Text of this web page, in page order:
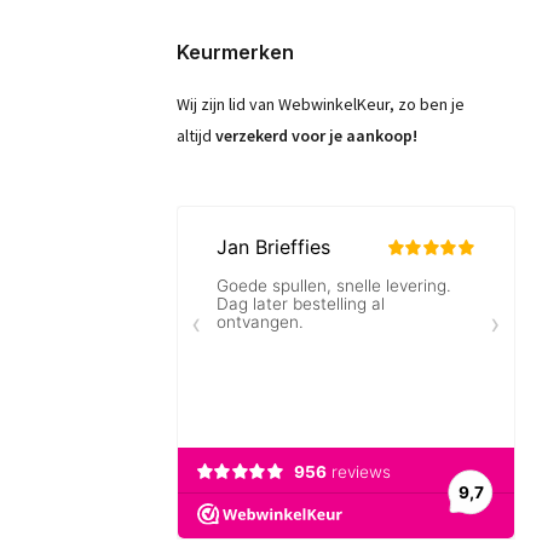
Keurmerken
Wij zijn lid van WebwinkelKeur, zo ben je
altijd verzekerd voor je aankoop!